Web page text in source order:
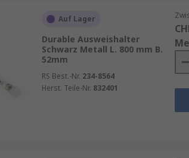
Stelle zurückgeben
Auf Lager
Durable Ausweishalter
Schwarz Metall L. 800 mm B.
52mm
RS Best.-Nr. 234-8564
Herst. Teile-Nr. 832401